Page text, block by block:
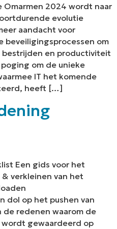
Omarmen 2024 wordt naar
evolutie
aandacht voor
beveiligingsprocessen om
en productiviteit
om de unieke
IT het komende
heeft […]
Een gids voor het
verkleinen van het
dol op het pushen van
de redenen waarom de
gewaardeerd op